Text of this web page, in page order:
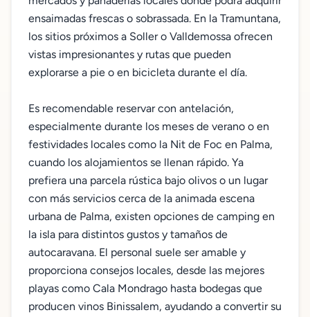
ensaimadas frescas o sobrassada. En la Tramuntana,
los sitios próximos a Soller o Valldemossa ofrecen
vistas impresionantes y rutas que pueden
explorarse a pie o en bicicleta durante el día.
Es recomendable reservar con antelación,
especialmente durante los meses de verano o en
festividades locales como la Nit de Foc en Palma,
cuando los alojamientos se llenan rápido. Ya
prefiera una parcela rústica bajo olivos o un lugar
con más servicios cerca de la animada escena
urbana de Palma, existen opciones de camping en
la isla para distintos gustos y tamaños de
autocaravana. El personal suele ser amable y
proporciona consejos locales, desde las mejores
playas como Cala Mondrago hasta bodegas que
producen vinos Binissalem, ayudando a convertir su